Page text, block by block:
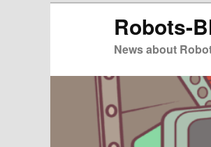
Robots-
News about